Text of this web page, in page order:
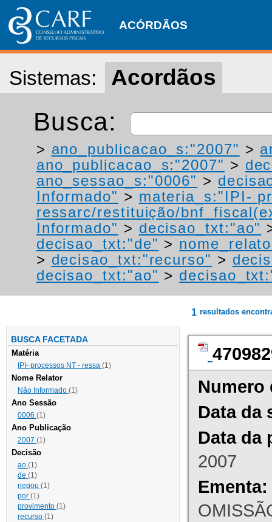
ACÓRDÃOS
Sistemas: Acordãos
Busca:
> ano_publicacao_s:"2007" >
ano_publicacao_s:"2007" >
ano_sessao_s:"0006" >
Informado" > materia_s:"IPI-
ressarc/restituição/
Informado" > decisao_txt:"ao"
decisao_txt:"de" >
> decisao_txt:"recurso" >
decisao_txt:"ao" >
BUSCA FACETADA
Matéria
IPI- processos NT - ressa (1)
Nome Relator
Não Informado (1)
Ano Sessão
0006 (1)
Ano Publicação
2007 (1)
Decisão
ao (1)
de (1)
negou (1)
por (1)
provimento (1)
recurso (1)
1 resultados
Numero
Data da
Data da
2007
Ementa: